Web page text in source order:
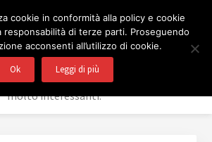
E VENDO ROLEX
BERGAMO
usati, fantastiche occasioni a prezzi
molto interessanti.
cookie in conformità alla policy e cookie
responsabilità di terze parti. Proseguendo
acconsenti all’utilizzo di cookie.
Ok Leggi di più